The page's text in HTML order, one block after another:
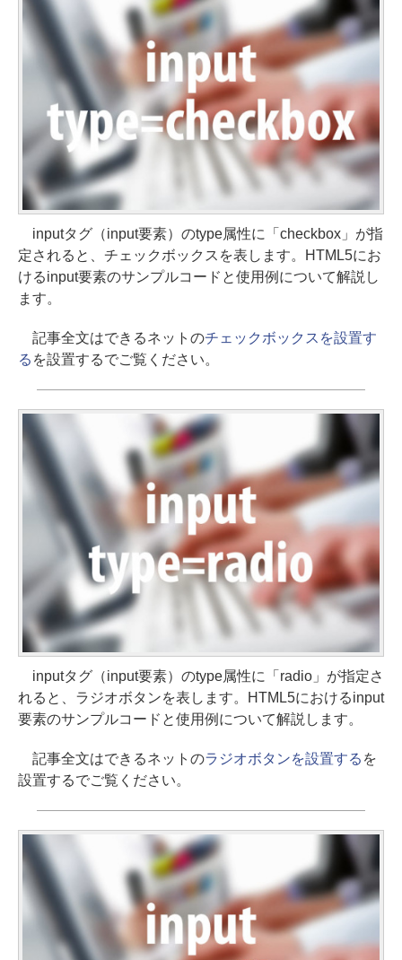
inputタグ（input要素）のtype属性に「checkbox」が指
定されると、チェックボックスを表します。HTML5にお
けるinput要素のサンプルコードと使用例について解説し
ます。
記事全文はできるネットのチェックボックスを設置す
る を設置するでご覧ください。
inputタグ（input要素）のtype属性に「radio」が指定さ
れると、ラジオボタンを表します。HTML5におけるinput
要素のサンプルコードと使用例について解説します。
記事全文はできるネットのラジオボタンを設置する を
設置するでご覧ください。